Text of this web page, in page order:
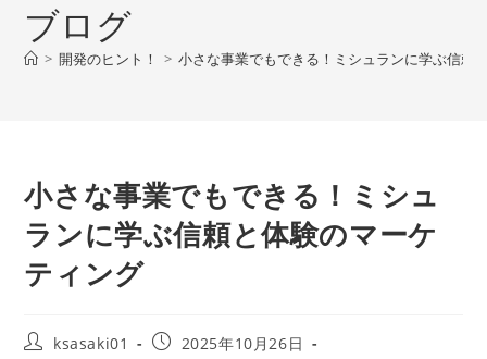
ブログ
> 開発のヒント！ > 小さな事業でもできる！ミシュランに学ぶ信頼
小さな事業でもできる！ミシュ
ランに学ぶ信頼と体験のマーケ
ティング
ksasaki01
2025年10月26日